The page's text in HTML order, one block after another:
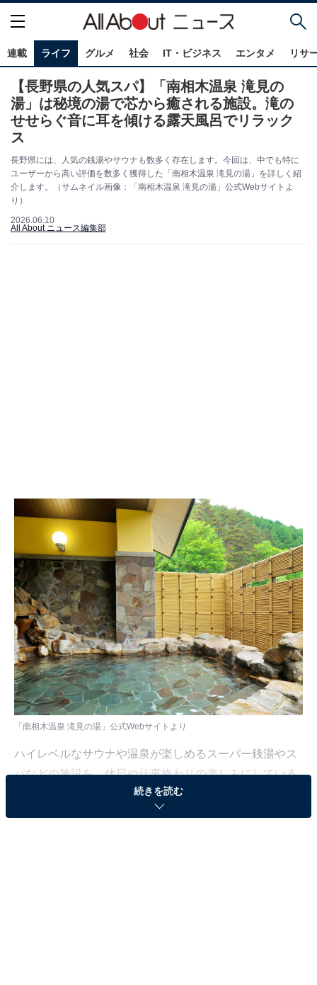
連載 ライフ グルメ 社会 IT・ビジネス エンタメ リサ
【長野県の人気スパ】「南相木温泉 滝見の
湯」は秘境の湯で芯から癒される施設。滝の
せせらぐ音に耳を傾ける露天風呂でリラック
ス
長野県には、人気の銭湯やサウナも数多く存在します。今回は、中でも特に
ユーザーから高い評価を数多く獲得した「南相木温泉 滝見の湯」を詳しく紹
介します。（サムネイル画像：「南相木温泉 滝見の湯」公式Webサイトよ
り）
2026.06.10
All About ニュース編集部
「南相木温泉 滝見の湯」公式Webサイトより
ハイレベルなサウナや温泉が楽しめるスーパー銭湯やス
パなどの施設を、休日や仕事終わりの楽しみにしている
人も少なくないはず。日々の疲れを癒すリラックスタイ
ムは、何物にも代えがたい時間ですよね。しかし、近年
続きを読む